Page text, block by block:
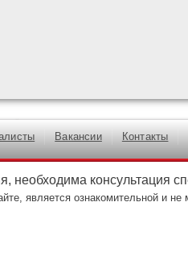
Вакансии Контакты
необходима консультация
является ознакомительной и